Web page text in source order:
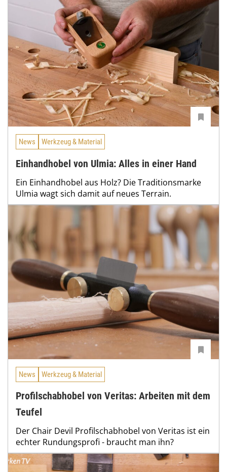
News Werkzeug & Material
Einhandhobel von Ulmia: Alles in einer Hand
Ein Einhandhobel aus Holz? Die Traditionsmarke
Ulmia wagt sich damit auf neues Terrain.
News Werkzeug & Material
Profilschabhobel von Veritas: Arbeiten mit dem
Teufel
Der Chair Devil Profilschabhobel von Veritas ist ein
echter Rundungsprofi - braucht man ihn?